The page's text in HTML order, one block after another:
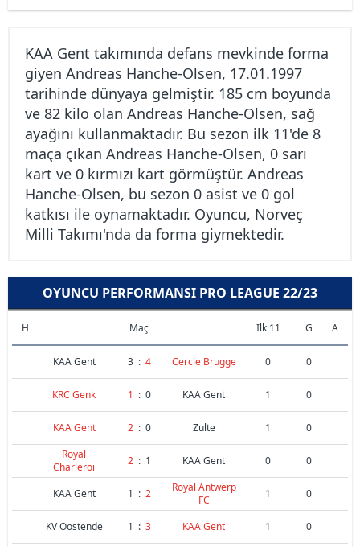
KAA Gent takımında defans mevkinde forma
giyen Andreas Hanche-Olsen, 17.01.1997
tarihinde dünyaya gelmiştir. 185 cm boyunda
ve 82 kilo olan Andreas Hanche-Olsen, sağ
ayağını kullanmaktadır. Bu sezon ilk 11'de 8
maça çıkan Andreas Hanche-Olsen, 0 sarı
kart ve 0 kırmızı kart görmüştür. Andreas
Hanche-Olsen, bu sezon 0 asist ve 0 gol
katkısı ile oynamaktadır. Oyuncu, Norveç
Milli Takımı'nda da forma giymektedir.
OYUNCU PERFORMANSI PRO LEAGUE 22/23
H Maç İlk 11 G A
KAA Gent 3 : 4 Cercle Brugge 0 0
KRC Genk 1 : 0 KAA Gent 1 0
KAA Gent 2 : 0 Zulte 1
0
Royal
Charleroi
2 : 1 KAA Gent 0 0
KAA Gent 1 : 2
Royal Antwerp
FC
1 0
KV Oostende 1 : 3 KAA Gent 1 0